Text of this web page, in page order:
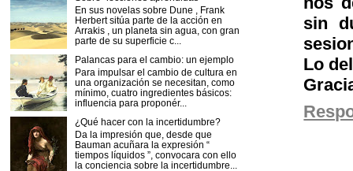
sin
Lo
En sus novelas sobre Dune , Frank
Herbert sitúa parte de la acción en
Arrakis , un planeta sin agua, con gran
parte de su superficie c...
Palancas para el cambio: un ejemplo
Para impulsar el cambio de cultura en
una organización se necesitan, como
mínimo, cuatro ingredientes básicos:
influencia para proponér...
¿Qué hacer con la incertidumbre?
Da la impresión que, desde que
Bauman acuñara la expresión “
tiempos líquidos ”, convocara con ello
la conciencia sobre la incertidumbre...